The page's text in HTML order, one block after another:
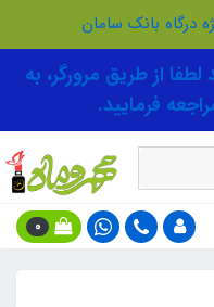
از طریق مرورگر، به
0